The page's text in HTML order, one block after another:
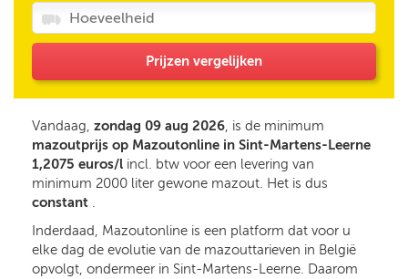
Prijzen vergelijken
Vandaag, zondag 09 aug 2026, is de minimum
mazoutprijs op Mazoutonline in Sint-Martens-Leerne
1,2075 euros/l incl. btw voor een levering van
minimum 2000 liter gewone mazout. Het is dus
constant .
Inderdaad, Mazoutonline is een platform dat voor u
elke dag de evolutie van de mazouttarieven in België
opvolgt, ondermeer in Sint-Martens-Leerne. Daarom